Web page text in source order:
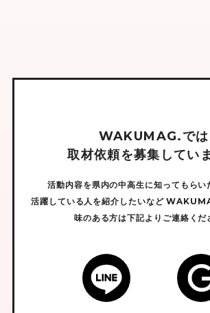
WAKUMAG.では
取材依頼を募集 してい
活動内容を県内の中高生に知ってもらい
活躍している人を紹介したいなど
味のある方は下記よりご連絡くだ